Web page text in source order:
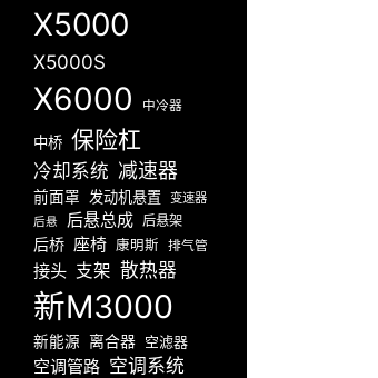
X5000
X5000S
X6000 中冷器
中桥 保险杠
冷却系统 减速器
前面罩 发动机悬置 变速器
后悬 后悬总成 后悬架
后桥 座椅 康明斯 排气管
接头 支架 散热器
新M3000
新能源 离合器 空滤器
空调管路 空调系统